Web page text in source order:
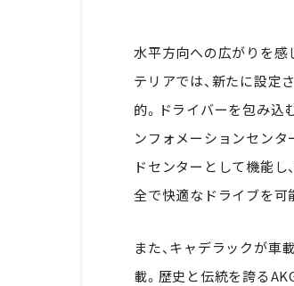
水平方向への広がりを
テリアでは、新たに設定
的。ドライバーを包み込
ンフォメーションセンタ
ドセンターとして機能し
全で快適なドライブを可
また、キャデラックが車
載。歴史と伝統を誇る